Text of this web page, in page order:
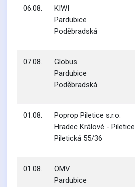
06.08.
KIWI
Pardubice
Poděbradská
07.08.
Globus
Pardubice
Poděbradská
01.08.
Poprop Piletice s.r.o.
Hradec Králové - Piletice
Piletická 55/36
01.08.
OMV
Pardubice